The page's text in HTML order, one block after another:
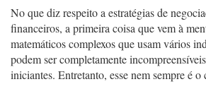
No que diz respeito a estratégias de
financeiros, a primeira coisa que vem à
matemáticos complexos que usam vários
podem ser completamente
iniciantes. Entretanto, esse nem sempre é o